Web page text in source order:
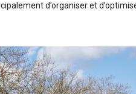
d’organiser et